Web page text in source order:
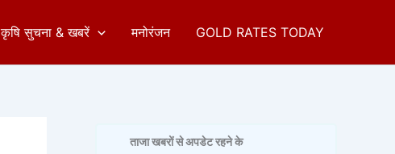
कृषि सुचना & खबरें मनोरंजन GOLD RATES TODAY
ताजा खबरों से अपडेट रहने के